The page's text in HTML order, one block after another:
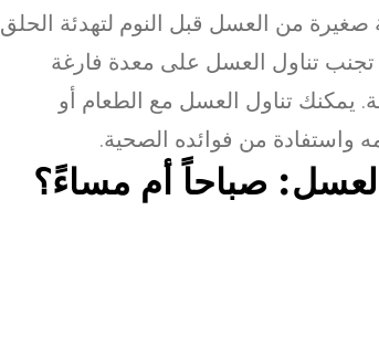
صغيرة من العسل قبل النوم لتهدئة الحلق
تجنب تناول العسل على معدة فارغة
تناول العسل مع الطعام أو
من فوائده الصحية.
صباحاً أم مساءً؟